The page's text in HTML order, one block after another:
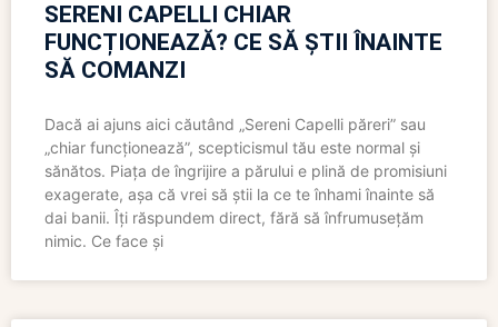
SERENI CAPELLI CHIAR
FUNCȚIONEAZĂ? CE SĂ ȘTII ÎNAINTE
SĂ COMANZI
Dacă ai ajuns aici căutând „Sereni Capelli păreri” sau
„chiar funcționează”, scepticismul tău este normal și
sănătos. Piața de îngrijire a părului e plină de promisiuni
exagerate, așa că vrei să știi la ce te înhami înainte să
dai banii. Îți răspundem direct, fără să înfrumusețăm
nimic. Ce face și